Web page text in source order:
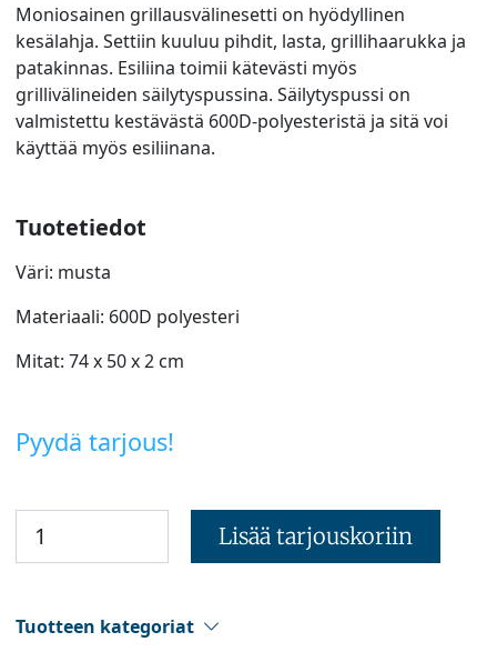
Moniosainen grillausvälinesetti on hyödyllinen
kesälahja. Settiin kuuluu pihdit, lasta, grillihaarukka ja
patakinnas. Esiliina toimii kätevästi myös
grillivälineiden säilytyspussina. Säilytyspussi on
valmistettu kestävästä 600D-polyesteristä ja sitä voi
käyttää myös esiliinana.
Tuotetiedot
Väri: musta
Materiaali: 600D polyesteri
Mitat: 74 x 50 x 2 cm
Pyydä tarjous!
Lisää tarjouskoriin
Tuotteen kategoriat